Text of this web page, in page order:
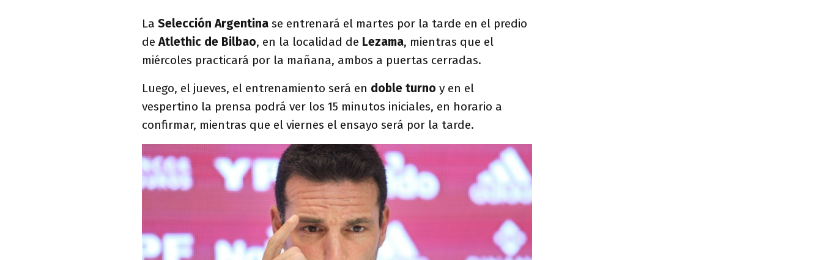
La Selección Argentina se entrenará el martes por la tarde en el predio
deAtlethic de Bilbao, en la localidad de Lezama, mientras que el
miércoles practicará por la mañana, ambos a puertas cerradas.
Luego, el jueves, el entrenamiento será en doble turno y en el
vespertino la prensa podrá ver los 15 minutos iniciales, en horario a
confirmar, mientras que el viernes el ensayo será por la tarde.